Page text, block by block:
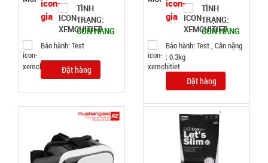
TRẠNG:
CÒN HÀNG
Bảo
hàng
TÌNH
TRẠNG:
CÒN HÀNG
Bảo hành: Test
Đặt hàng
TÌNH
TRẠNG:
CÒN HÀNG
Bảo hành: Test , Cân nặng
: 0.3kg
Đặt hàng